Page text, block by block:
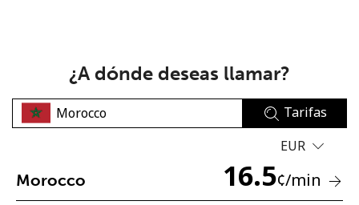
No se ha creado una contraseña
¿A dónde deseas llamar?
Tarifas
EUR
Morocco 16.5¢/min